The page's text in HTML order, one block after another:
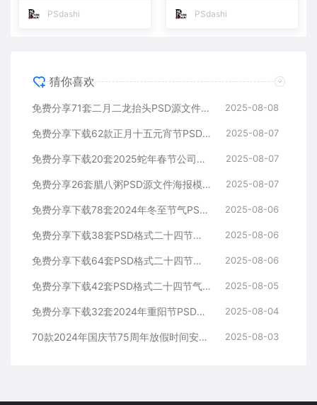
PSdashi PSdashi
猜你喜欢
免费分享71套二月二龙抬头PSD源文件海报模板活动图片背景壁纸素材公司企业朋友圈广告PS大师网高清合集中国传统节日平面设计宣传 2025-08-08
免费分享下载62款正月十五元宵节PSD海报模板源文件花灯活动图片2025蛇年节日节庆春节氛围喜庆背景设计素材公司企业朋友圈吃汤圆 2025-08-07
免费分享下载20套2025蛇年春节公司企业放假通知时间安排海报模板PSD源文件素材PS大师网公司企业朋友圈节日宣传背景分层图片 2025-08-07
免费分享26套腊八粥PSD源文件海报模板活动图片背景壁纸素材公司企业朋友圈广告PS大师网高清合集中国传统节日平面设计宣传插国风画 2025-08-07
免费分享下载78套2024年冬至节气PSD源文件模板幼儿园小学校公司企业朋友圈海报宣传24平面设计师素材打包合集活动图片插画图片 2025-08-06
免费分享下载38套PSD格式二十四节气海报模板大雪素材源文件24PS大师网图片平面设计中国传统节日资源公司高清朋友圈营销电商宣传 2025-08-06
免费分享下载64套PSD格式二十四节气海报模板小雪素材源文件24PS大师网图片平面设计中国传统节日资源整套高清朋友圈营销电商宣传 2025-08-06
免费分享下载42套PSD格式二十四节气海报模板霜降素材源文件24PS大师网图片平面设计中国传统节日资源整套高清朋友圈营销电商宣传 2025-08-05
免费分享下载32套2024年重阳节PSD源文件模板可编辑幼儿园小学学校公司企业朋友圈海报宣传PS大师网平面设计师素材打包合集图片 2025-08-04
70款2024年国庆节75周年放假时间安排通知PSD海报模版素材免费分享下载PS大师网公司企业朋友圈节日宣传背景图片分层源文件 2025-08-03